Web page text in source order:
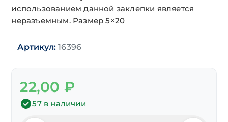
использованием данной заклепки является
неразъемным. Размер 5×20
Артикул: 16396
22,00 ₽
57 в наличии